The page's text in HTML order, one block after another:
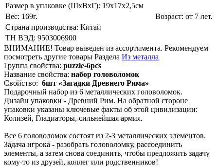
Размер в упаковке (ШхВxГ): 19х17х2,5cм
Вес: 169г.
Возраст: от 7 лет.
Страна производства: Китай
ТН ВЭД: 9503006900
ВНИМАНИЕ! Товар выведен из ассортимента. Рекомендуем
посмотреть другие товары Раздела Из металла
Группа свойства: puzzle-6pcs
Название свойства: набор головоломок
Свойство: 6шт «Загадки Древнего Рима»
Подарочный набор из 6 металлических головоломок.
Дизайн упаковки - Древний Рим. На обратной стороне
упаковки указаны ключевые факты об этой цивилизации:
Колизей, Гладиаторы, сильнейшая армия.
Все 6 головоломок состоят из 2-3 металлических элементов.
Задача игрока - разобрать головоломку, рассоединить
элементы, а затем снова соединить, чтобы предложить задачу
кому-то из друзей, коллег или родственников!